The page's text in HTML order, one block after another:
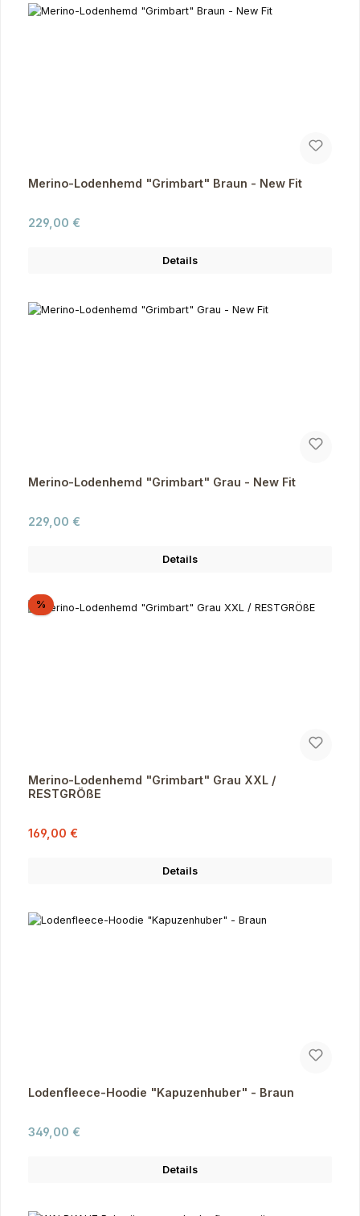
Merino-Lodenhemd "Grimbart" Braun - New Fit
Regulärer Preis:
229,00 €
Details
Merino-Lodenhemd "Grimbart" Grau - New Fit
Regulärer Preis:
229,00 €
Details
%Rabatt
Merino-Lodenhemd "Grimbart" Grau XXL /
RESTGRÖßE
Verkaufspreis:
169,00 €
Details
Lodenfleece-Hoodie "Kapuzenhuber" - Braun
Regulärer Preis:
349,00 €
Details